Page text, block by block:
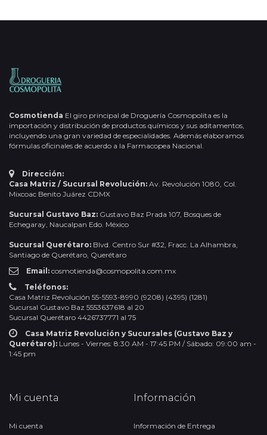
Cosmotienda El giro principal de Droguería Cosmopolita es la
importación y distribución de productos químicos y sus aditamentos,
incluyendo una gran variedad de especialidades. Además elaboramos
fórmulas oficinales de acuerdo a la Farmacopea Nacional.
Dirección:
Casa Matriz / Sucursal Revolución: Av. Revolución 1080, Col.
Mixcoac Benito Juárez CDMX
Sucursal Gustavo Baz: Gustavo Baz Prada 107, Bosques de
Echegaray, Naucalpan Edo. México
Sucursal Querétaro: Blvd. Centro Sur #32, Fracc. La Alhambra,
Santiago de Querétaro, Querétaro
Email: cosmotienda@cosmopolita.com.mx
Teléfonos:
Casa Matriz Revolución 55-5593-8990 (9208) (4395) (1281)
Sucursal Gustavo Baz 5553637618 al 20
Sucursal Querétaro 4426737771 al 75
Casa Matriz Revolución y Sucursales (Gustavo Baz y
Querétaro): Lunes - Viernes: 8:30 AM - 17:45 PM / Sábado: 09:00 am -
1:45 pm
Mi cuenta
Mi cuenta
Información
Información de Entrega